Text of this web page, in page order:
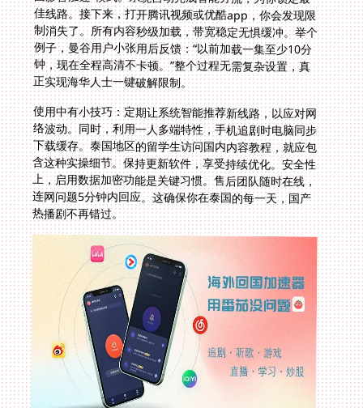
正实现海华人士一键破解限制。
使用中有小技巧：定期让系统智能推荐新线路，以应对网
络波动。同时，利用一人多端特性，手机追剧时电脑同步
下载缓存。泰国地区的留学生访问国内内容教程，就应包
含这种实操细节。保持更新软件，享受持续优化。安全性
上，启用数据加密功能是关键习惯。售后团队随时在线，
连网问题5分钟内回应。这确保你在泰国的每一天，国产
热播剧不再错过。